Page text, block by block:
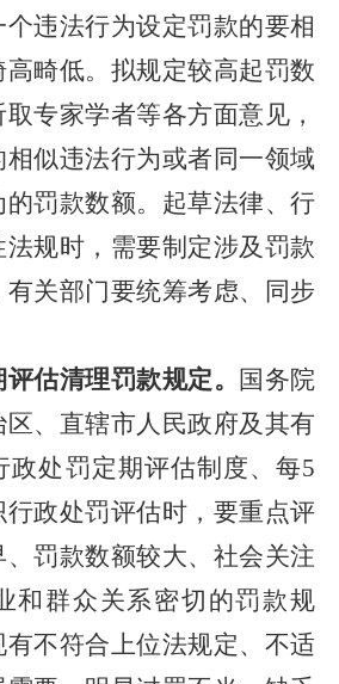
违法行为设定罚款的要相
畸低。拟规定较高起罚数
专家学者等各方面意见，
似违法行为或者同一领域
罚款数额。起草法律、行
规时，需要制定涉及罚款
关部门要统筹考虑、同步
评估清理罚款规定。
国务院
、直辖市人民政府及其有
政处罚定期评估制度、每5
政处罚评估时，要重点评
罚款数额较大、社会关注
和群众关系密切的罚款规
不符合上位法规定、不适